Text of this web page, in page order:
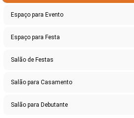
Espaço para Evento
Espaço para Festa
Salão de Festas
Salão para Casamento
Salão para Debutante